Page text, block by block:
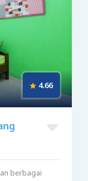
4.66
berbagai